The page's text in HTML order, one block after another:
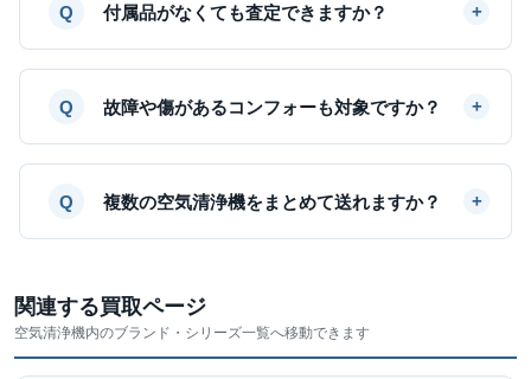
付属品がなくても査定できますか？
故障や傷があるコンフォーも対象ですか？
複数の空気清浄機をまとめて送れますか？
関連する買取ページ
空気清浄機内のブランド・シリーズ一覧へ移動できます